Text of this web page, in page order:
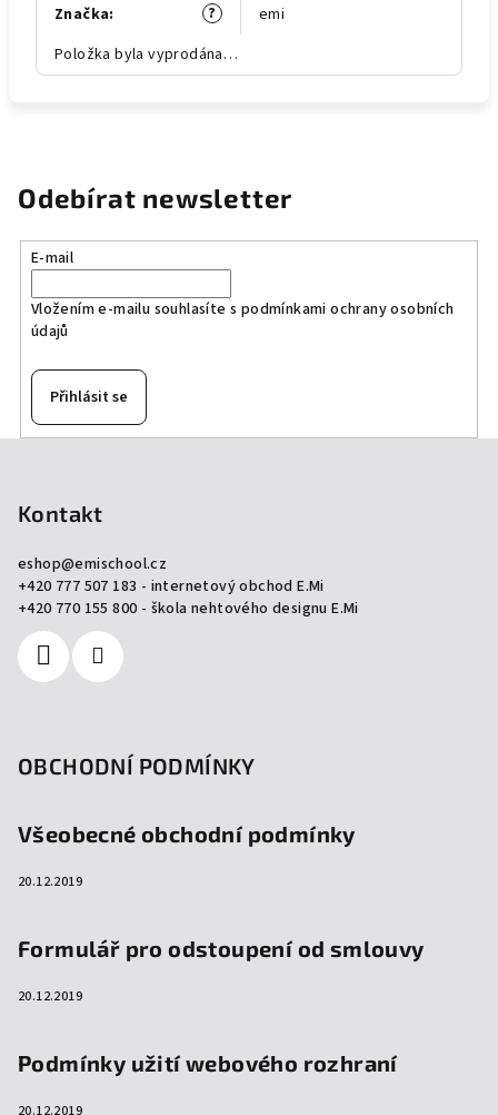
?
Značka:
emi
Položka byla vyprodána…
Odebírat newsletter
E-mail
Vložením e-mailu souhlasíte s podmínkami ochrany osobních
údajů
Přihlásit se
Kontakt
eshop@emischool.cz
+420 777 507 183 - internetový obchod E.Mi
+420 770 155 800 - škola nehtového designu E.Mi
OBCHODNÍ PODMÍNKY
Všeobecné obchodní podmínky
20.12.2019
Formulář pro odstoupení od smlouvy
20.12.2019
Podmínky užití webového rozhraní
20.12.2019